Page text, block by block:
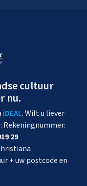
cultuur
nu.
iDEAL. Wilt u liever
Rekeningnummer:
29
+ uw postcode en